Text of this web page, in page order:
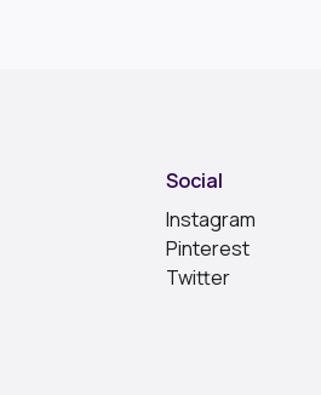
Social
Instagram
Pinterest
Twitter